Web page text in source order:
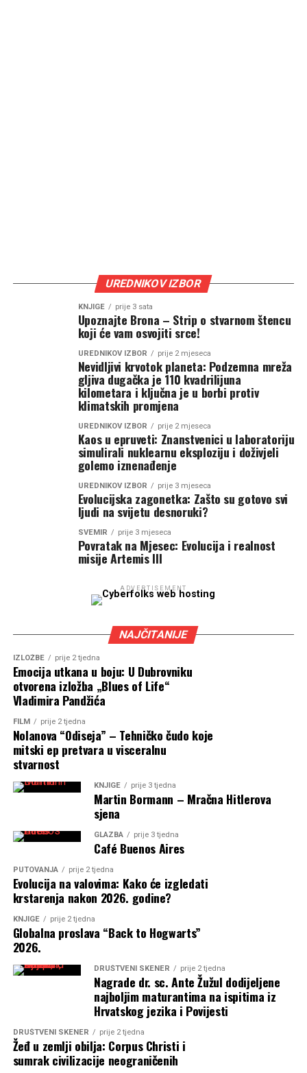
UREDNIKOV IZBOR
KNJIGE prije 3 sata
Upoznajte Brona – Strip o stvarnom štencu
koji će vam osvojiti srce!
UREDNIKOV IZBOR prije 2 mjeseca
Nevidljivi krvotok planeta: Podzemna mreža
gljiva dugačka je 110 kvadrilijuna
kilometara i ključna je u borbi protiv
klimatskih promjena
UREDNIKOV IZBOR prije 2 mjeseca
Kaos u epruveti: Znanstvenici u laboratoriju
simulirali nuklearnu eksploziju i doživjeli
golemo iznenađenje
UREDNIKOV IZBOR prije 3 mjeseca
Evolucijska zagonetka: Zašto su gotovo svi
ljudi na svijetu desnoruki?
SVEMIR prije 3 mjeseca
Povratak na Mjesec: Evolucija i realnost
misije Artemis III
ADVERTISEMENT
NAJČITANIJE
IZLOŽBE prije 2 tjedna
Emocija utkana u boju: U Dubrovniku
otvorena izložba „Blues of Life“
Vladimira Pandžića
FILM prije 2 tjedna
Nolanova “Odiseja” – Tehničko čudo koje
mitski ep pretvara u visceralnu
stvarnost
KNJIGE prije 3 tjedna
Martin Bormann – Mračna Hitlerova
sjena
GLAZBA prije 3 tjedna
Café Buenos Aires
PUTOVANJA prije 2 tjedna
Evolucija na valovima: Kako će izgledati
krstarenja nakon 2026. godine?
KNJIGE prije 2 tjedna
Globalna proslava “Back to Hogwarts”
2026.
DRUŠTVENI SKENER prije 2 tjedna
Nagrade dr. sc. Ante Žužul dodijeljene
najboljim maturantima na ispitima iz
Hrvatskog jezika i Povijesti
DRUŠTVENI SKENER prije 2 tjedna
Žeđ u zemlji obilja: Corpus Christi i
sumrak civilizacije neograničenih